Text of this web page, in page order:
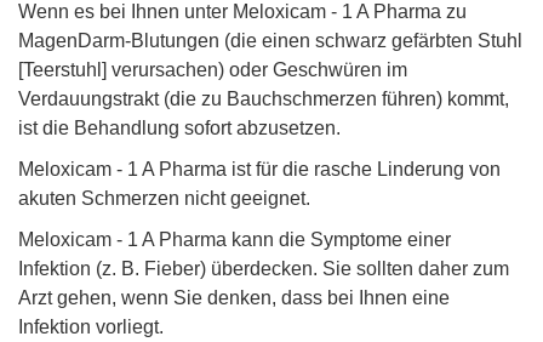
Wenn es bei Ihnen unter Meloxicam - 1 A Pharma zu
MagenDarm-Blutungen (die einen schwarz gefärbten Stuhl
[Teerstuhl] verursachen) oder Geschwüren im
Verdauungstrakt (die zu Bauchschmerzen führen) kommt,
ist die Behandlung sofort abzusetzen.
Meloxicam - 1 A Pharma ist für die rasche Linderung von
akuten Schmerzen nicht geeignet.
Meloxicam - 1 A Pharma kann die Symptome einer
Infektion (z. B. Fieber) überdecken. Sie sollten daher zum
Arzt gehen, wenn Sie denken, dass bei Ihnen eine
Infektion vorliegt.